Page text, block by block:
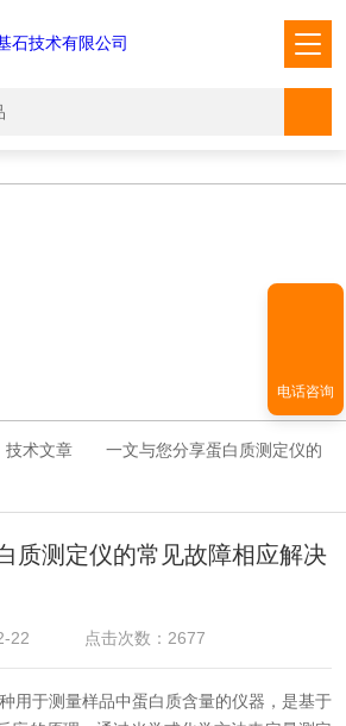
技术文章
一文与您分享蛋白质测定仪的
质测定仪的常见故障相应解决
22 点击次数：2677
测量样品中蛋白质含量的仪器，是基于
电话咨询